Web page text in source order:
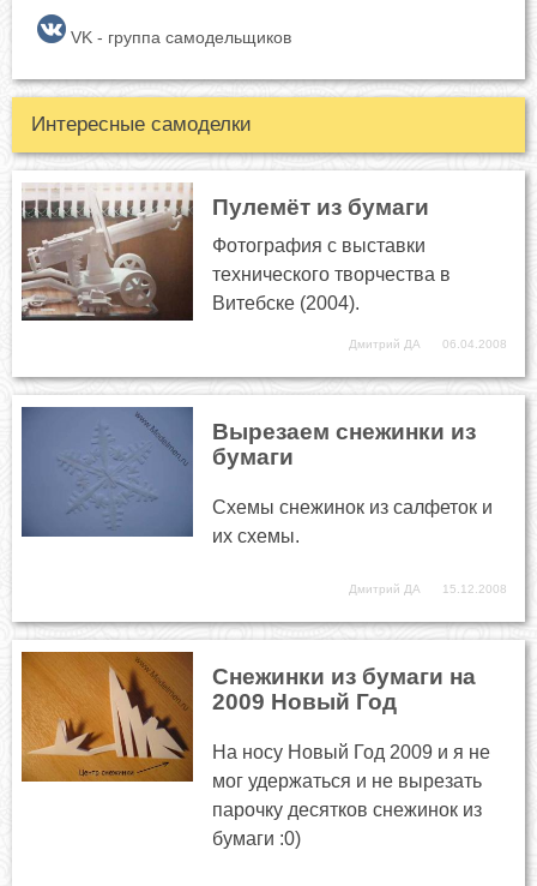
VK - группа самодельщиков
Интересные самоделки
Пулемёт из бумаги
Фотография с выставки
технического творчества в
Витебске (2004).
Дмитрий ДА 06.04.2008
Вырезаем снежинки из
бумаги
Схемы снежинок из салфеток и
их схемы.
Дмитрий ДА 15.12.2008
Снежинки из бумаги на
2009 Новый Год
На носу Новый Год 2009 и я не
мог удержаться и не вырезать
парочку десятков снежинок из
бумаги :0)